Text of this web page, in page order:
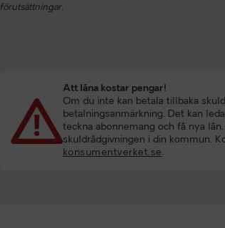
förutsättningar.
Att låna kostar pengar!
Om du inte kan betala tillbaka
betalningsanmärkning. Det kan
teckna abonnemang och få nya
skuldrådgivningen i din kommun.
konsumentverket.se .